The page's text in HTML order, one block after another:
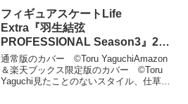
り全国のコンビニエンスストア先
行で新発売！友成空「僕は音楽
の“鬼”にとりつかれているのかも
しれない」～1日限定のポップア
ップイベント『鬼もハマるピュア
ポテトノ宴』も渋谷で開催～
国のコンビニエンスストア先行、10月13
日（月）に全国の...
フィギュアスケートLife
Extra『羽生結弦
PROFESSIONAL Season3』2種
類のカバー画像を解禁！ さらに
発売記念の【パネル展】も東京・
大阪で開催決定
通常版のカバー ©Toru YaguchiAmazon
＆楽天ブックス限定版のカバー ©Toru
Yaguchi見たことのないスタイル、仕草、